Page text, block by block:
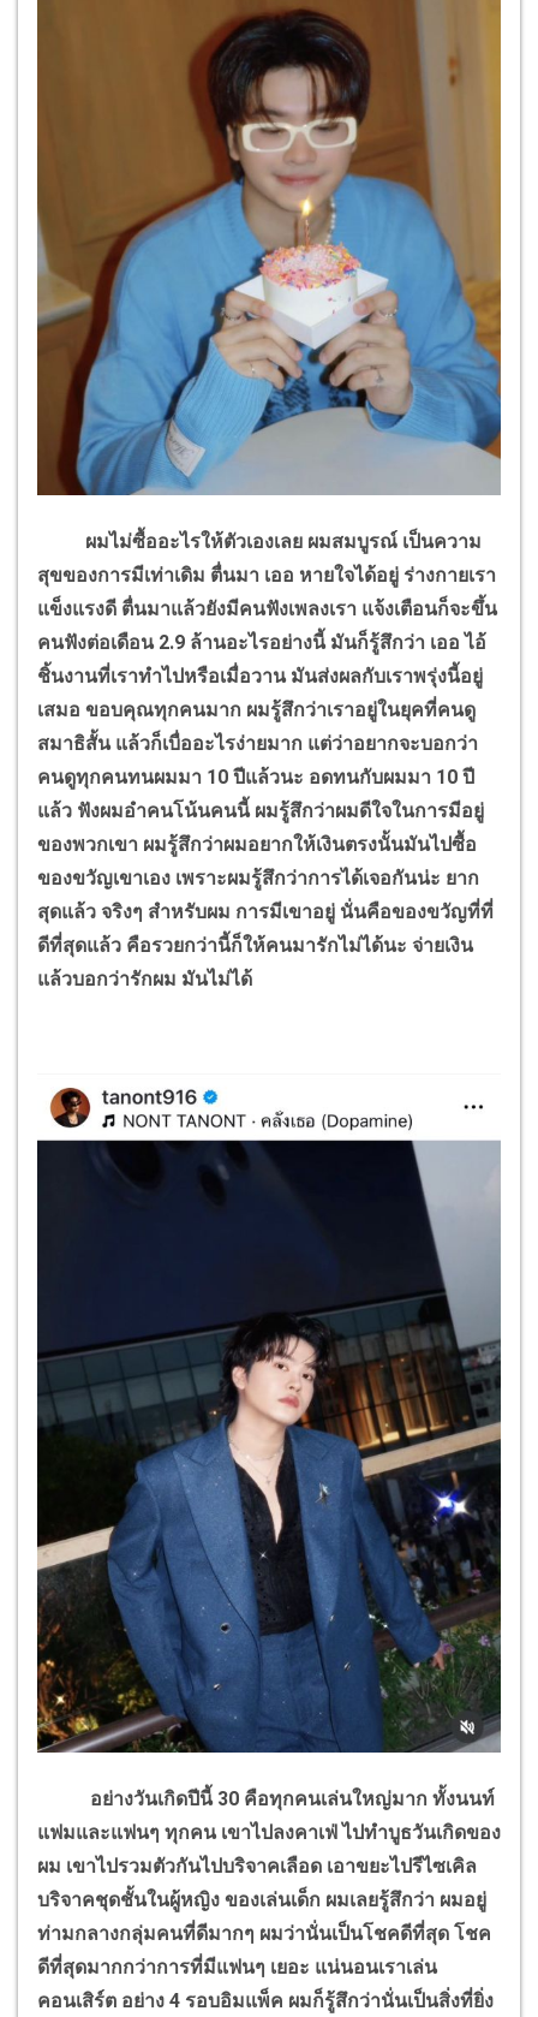
ผมไม่ซื้ออะไรให้ตัวเองเลย ผมสมบูรณ์ เป็นความ
สุขของการมีเท่าเดิม ตื่นมา เออ หายใจได้อยู่ ร่างกายเรา
แข็งแรงดี ตื่นมาแล้วยังมีคนฟังเพลงเรา แจ้งเตือนก็จะขึ้น
คนฟังต่อเดือน 2.9 ล้านอะไรอย่างนี้ มันก็รู้สึกว่า เออ ไอ้
ชิ้นงานที่เราทำไปหรือเมื่อวาน มันส่งผลกับเราพรุ่งนี้อยู่
เสมอ ขอบคุณทุกคนมาก ผมรู้สึกว่าเราอยู่ในยุคที่คนดู
สมาธิสั้น แล้วก็เบื่ออะไรง่ายมาก แต่ว่าอยากจะบอกว่า
คนดูทุกคนทนผมมา 10 ปีแล้วนะ อดทนกับผมมา 10 ปี
แล้ว ฟังผมอำคนโน้นคนนี้ ผมรู้สึกว่าผมดีใจในการมีอยู่
ของพวกเขา ผมรู้สึกว่าผมอยากให้เงินตรงนั้นมันไปซื้อ
ของขวัญเขาเอง เพราะผมรู้สึกว่าการได้เจอกันน่ะ ยาก
สุดแล้ว จริงๆ สำหรับผม การมีเขาอยู่ นั่นคือของขวัญที่ที่
ดีที่สุดแล้ว คือรวยกว่านี้ก็ให้คนมารักไม่ได้นะ จ่ายเงิน
แล้วบอกว่ารักผม มันไม่ได้
อย่างวันเกิดปีนี้ 30 คือทุกคนเล่นใหญ่มาก ทั้งนนท์
แฟมและแฟนๆ ทุกคน เขาไปลงคาเฟ่ ไปทำบูธวันเกิดของ
ผม เขาไปรวมตัวกันไปบริจาคเลือด เอาขยะไปรีไซเคิล
บริจาคชุดชั้นในผู้หญิง ของเล่นเด็ก ผมเลยรู้สึกว่า ผมอยู่
ท่ามกลางกลุ่มคนที่ดีมากๆ ผมว่านั่นเป็นโชคดีที่สุด โชค
ดีที่สุดมากกว่าการที่มีแฟนๆ เยอะ แน่นอนเราเล่น
คอนเสิร์ต อย่าง 4 รอบอิมแพ็ค ผมก็รู้สึกว่านั่นเป็นสิ่งที่ยิ่ง